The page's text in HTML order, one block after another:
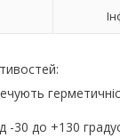
30 до +130